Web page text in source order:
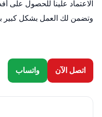
الاعتماد علينا للحصول
وتضمن لك العمل بشكل كبير
اتصل الآن واتساب